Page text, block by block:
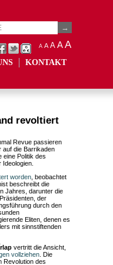
A A A AA
KONTAKT
revoltiert
Revue passieren
auf die Barrikaden
eine Politik des
worden , beobachtet
beschreibt die
Jahres, darunter die
der
durch den
Eliten, denen es
mit sinnstiftenden
vertritt die Ansicht,
vollziehen . Die
Revolution des